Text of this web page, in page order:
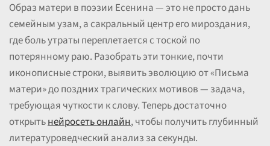
Образ матери в поэзии Есенина — это не просто дань
семейным узам, а сакральный центр его мироздания,
где боль утраты переплетается с тоской по
потерянному раю. Разобрать эти тонкие, почти
иконописные строки, выявить эволюцию от «Письма
матери» до поздних трагических мотивов — задача,
требующая чуткости к слову. Теперь достаточно
открытьнейросеть онлайн, чтобы получить глубинный
литературоведческий анализ за секунды.